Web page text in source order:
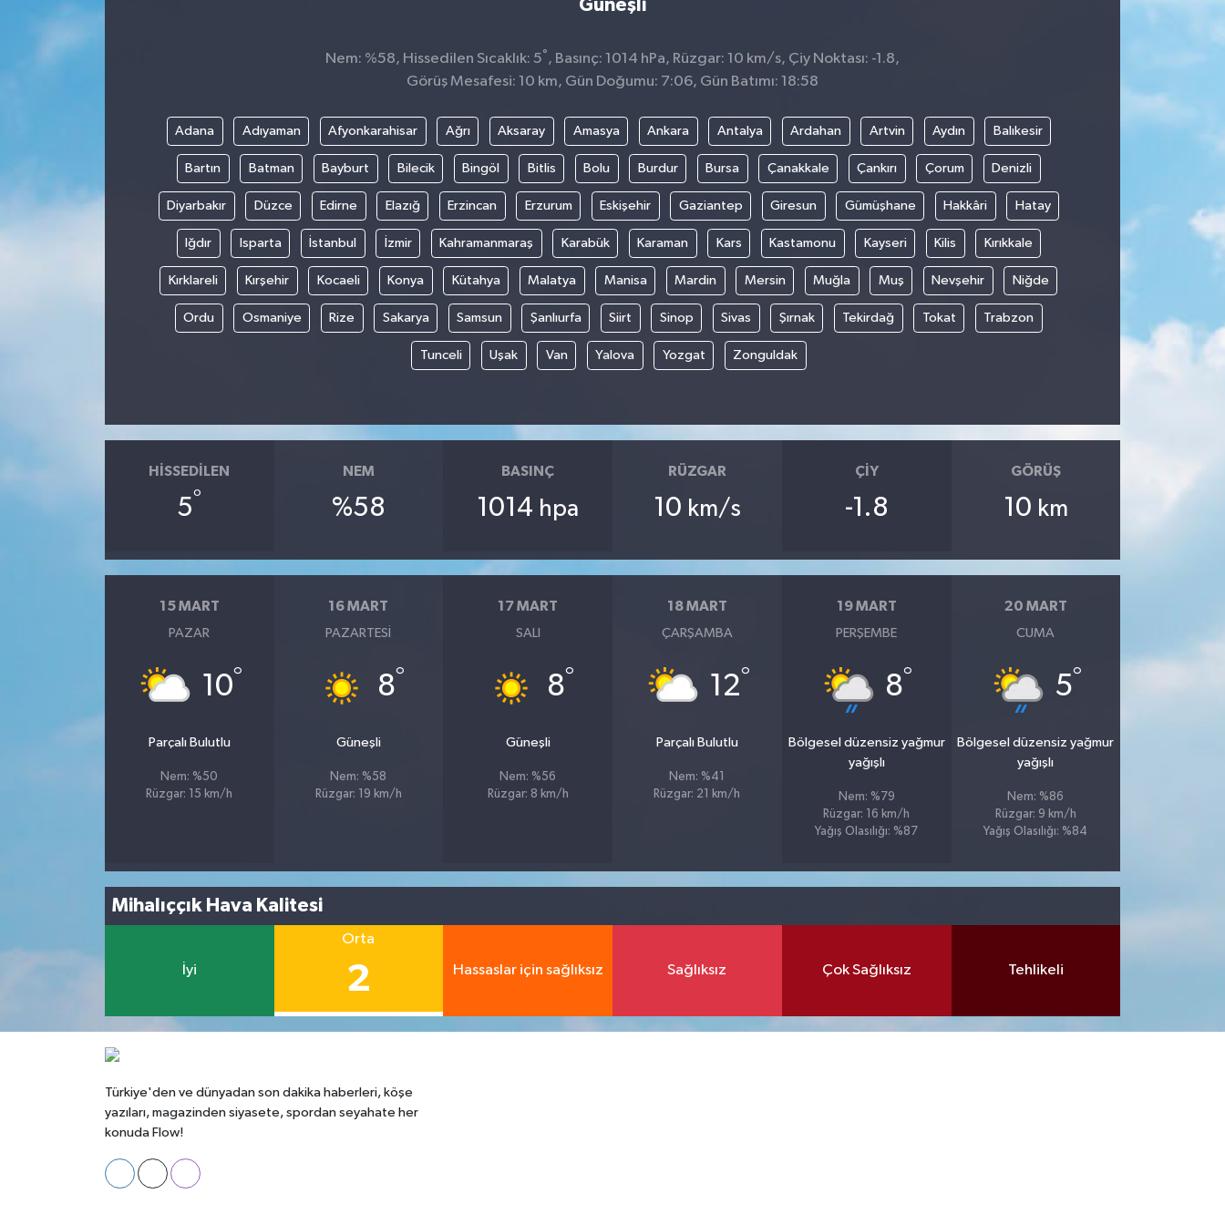
Güneşli
Nem: %58, Hissedilen Sıcaklık: 5° , Basınç: 1014 hPa, Rüzgar: 10 km/s, Çiy Noktası: -1.8,
Görüş Mesafesi: 10 km, Gün Doğumu: 7:06, Gün Batımı: 18:58
Adana Adıyaman Afyonkarahisar Ağrı Aksaray Amasya Ankara Antalya Ardahan Artvin Aydın Balıkesir
Bartın Batman Bayburt Bilecik Bingöl Bitlis Bolu Burdur Bursa Çanakkale Çankırı Çorum Denizli
Diyarbakır Düzce Edirne Elazığ Erzincan Erzurum Eskişehir Gaziantep Giresun Gümüşhane Hakkâri Hatay
Iğdır Isparta İstanbul İzmir Kahramanmaraş Karabük Karaman Kars Kastamonu Kayseri Kilis Kırıkkale
Kırklareli Kırşehir Kocaeli Konya Kütahya Malatya Manisa Mardin Mersin Muğla Muş Nevşehir Niğde
Ordu Osmaniye Rize Sakarya Samsun Şanlıurfa Siirt Sinop Sivas Şırnak Tekirdağ Tokat Trabzon
Tunceli Uşak Van Yalova Yozgat Zonguldak
HISSEDILEN
5°
NEM
%58
BASINÇ
1014 hpa
RÜZGAR
10 km/s
ÇIY
-1.8
GÖRÜŞ
10 km
15 MART
PAZAR
10°
Parçalı Bulutlu
Nem: %50
Rüzgar: 15 km/h
16 MART
PAZARTESI
8°
Güneşli
Nem: %58
Rüzgar: 19 km/h
17 MART
SALI
8°
Güneşli
Nem: %56
Rüzgar: 8 km/h
18 MART
ÇARŞAMBA
12°
Parçalı Bulutlu
Nem: %41
Rüzgar: 21 km/h
19 MART
PERŞEMBE
8°
Bölgesel düzensiz yağmur
yağışlı
Nem: %79
Rüzgar: 16 km/h
Yağış Olasılığı: %87
20 MART
CUMA
5°
Bölgesel düzensiz yağmur
yağışlı
Nem: %86
Rüzgar: 9 km/h
Yağış Olasılığı: %84
Mihalıççık Hava Kalitesi
İyi
Orta
2 Hassaslar için sağlıksız Sağlıksız Çok Sağlıksız Tehlikeli
Türkiye'den ve dünyadan son dakika haberleri, köşe
yazıları, magazinden siyasete, spordan seyahate her
konuda Flow!